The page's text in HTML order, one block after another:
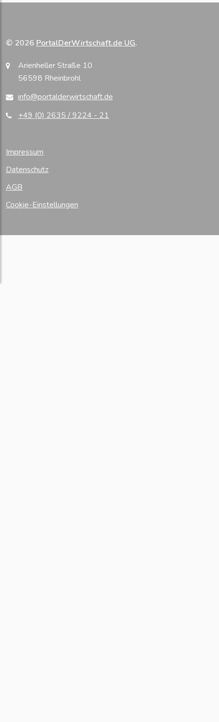
© 2026 PortalDerWirtschaft.de UG.
Arienheller Straße 10
56598 Rheinbrohl
info@portalderwirtschaft.de
+49 (0) 2635 / 9224 - 21
Impressum
Datenschutz
AGB
Cookie-Einstellungen